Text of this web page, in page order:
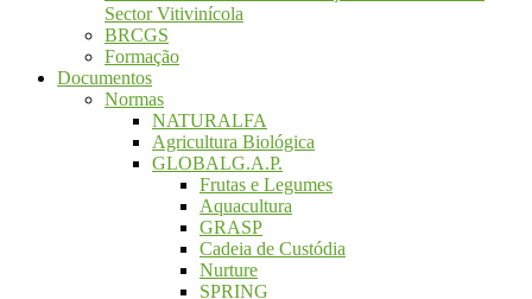
Sector Vitivinícola
BRCGS
Formação
Documentos
Normas
NATURALFA
Agricultura Biológica
GLOBALG.A.P.
Frutas e Legumes
Aquacultura
GRASP
Cadeia de Custódia
Nurture
SPRING